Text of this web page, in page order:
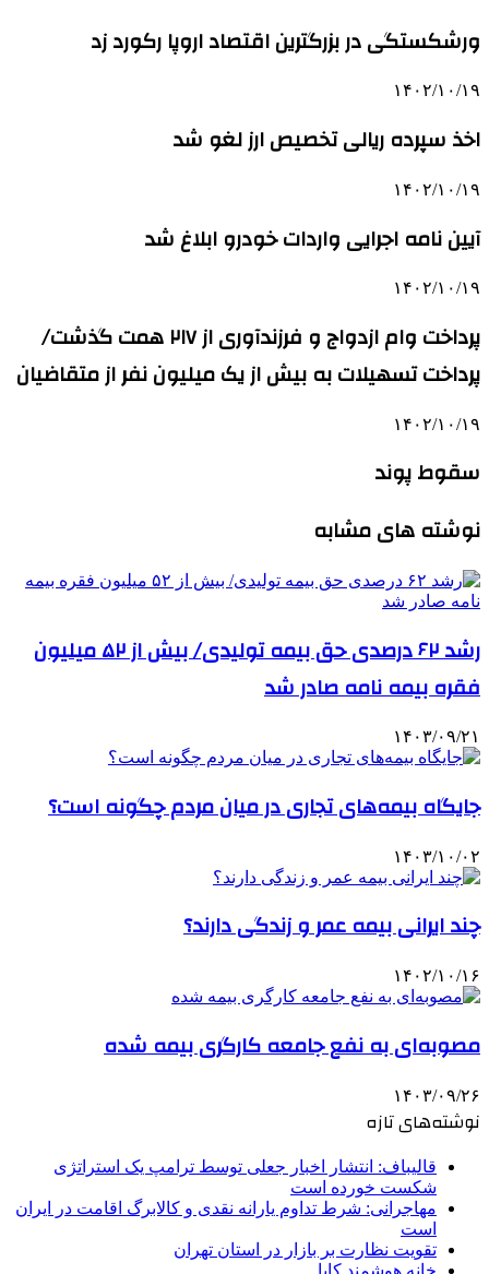
ورشکستگی در بزرگترین اقتصاد اروپا رکورد زد
۱۴۰۲/۱۰/۱۹
اخذ سپرده ریالی تخصیص ارز لغو شد
۱۴۰۲/۱۰/۱۹
آیین نامه اجرایی واردات خودرو ابلاغ شد
۱۴۰۲/۱۰/۱۹
پرداخت وام ازدواج و فرزندآوری از ۲۱۷ همت گذشت/
پرداخت تسهیلات به بیش از یک میلیون نفر از متقاضیان
۱۴۰۲/۱۰/۱۹
سقوط پوند
نوشته های مشابه
رشد ۶۲ درصدی حق بیمه تولیدی/ بیش از ۵۲ میلیون
فقره بیمه نامه صادر شد
۱۴۰۳/۰۹/۲۱
جایگاه بیمه‌های تجاری در میان مردم چگونه است؟
۱۴۰۳/۱۰/۰۲
چند ایرانی بیمه عمر و زندگی دارند؟
۱۴۰۲/۱۰/۱۶
مصوبه‌ای به نفع جامعه کارگری بیمه شده
۱۴۰۳/۰۹/۲۶
نوشته‌های تازه
قالیباف: انتشار اخبار جعلی توسط ترامپ یک استراتژی
شکست خورده است
مهاجرانی: شرط تداوم یارانه نقدی و کالابرگ اقامت در ایران
است
تقویت نظارت بر بازار در استان تهران
خانه هوشمند کایا